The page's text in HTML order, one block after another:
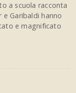
a scuola racconta
e Garibaldi hanno
e magnificato